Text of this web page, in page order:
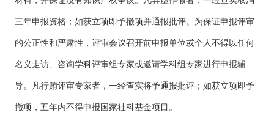
三年申报资格；如获立项即予撤项并通报批评。为保证申报评审
的公正性和严肃性，评审会议召开前申报单位或个人不得以任何
名义走访、咨询学科评审组专家或邀请学科组专家进行申报辅
导。凡行贿评审专家者，一经查实将予通报批评；如获立项即予
撤项，五年内不得申报国家社科基金项目。